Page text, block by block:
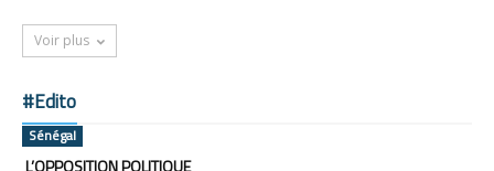
Voir plus
#Edito
Sénégal
L’OPPOSITION POLITIQUE